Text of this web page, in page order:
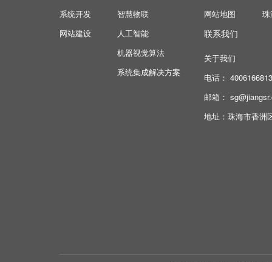
系统开发
网站建设
智慧物联
人工智能
机器视觉算法
系统集成解决方案
网站地图
联系我们
关于我们
电话：
邮箱：
地址：珠海市香洲